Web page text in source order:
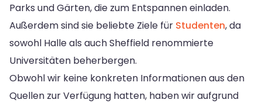
Parks und Gärten, die zum Entspannen einladen.
Außerdem sind sie beliebte Ziele für Studenten, da
sowohl Halle als auch Sheffield renommierte
Universitäten beherbergen.
Obwohl wir keine konkreten Informationen aus den
Quellen zur Verfügung hatten, haben wir aufgrund